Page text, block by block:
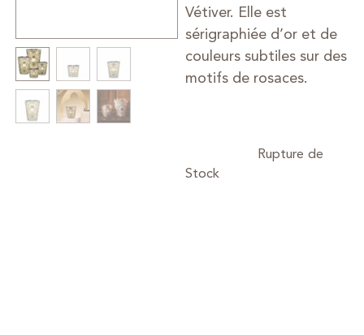
Vétiver. Elle est
sérigraphiée d’or et de
couleurs subtiles sur des
motifs de rosaces.